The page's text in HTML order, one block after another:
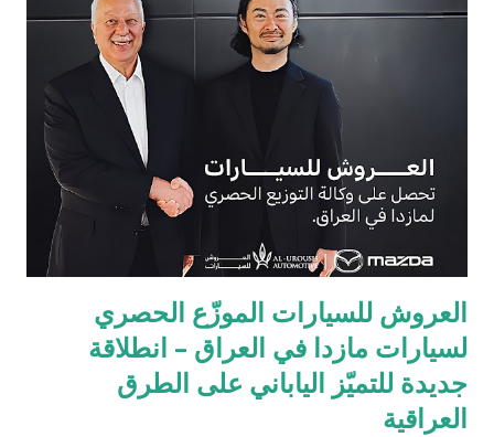
العروش للسيارات الموزّع الحصري
لسيارات مازدا في العراق – انطلاقة
جديدة للتميّز الياباني على الطرق
العراقية